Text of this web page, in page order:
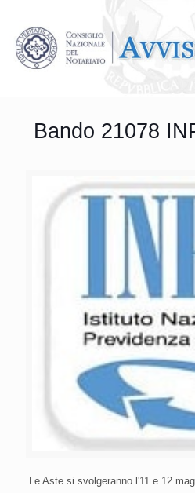
Bando 21078
Le Aste si svolgeranno l'11 e 12